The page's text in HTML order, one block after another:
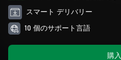
スマート デリバリー
10 個のサポート言語
購入